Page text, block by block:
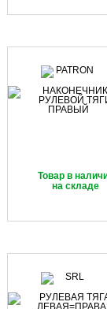
Товар в
на складе